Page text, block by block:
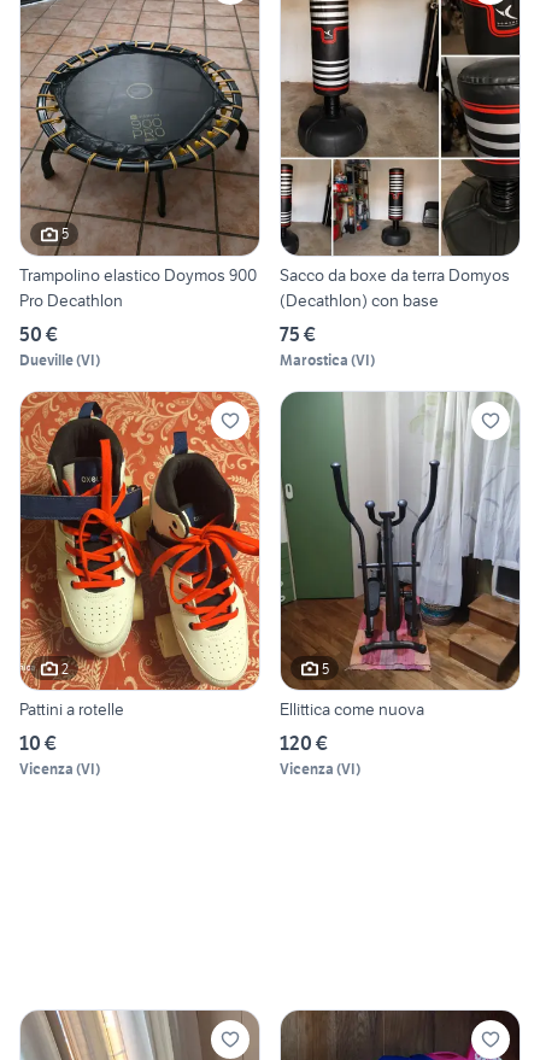
5
Trampolino elastico Doymos 900
Pro Decathlon
50 €
Dueville(VI)
Sacco da boxe da terra Domyos
(Decathlon) con base
75 €
Marostica (VI)
2
Pattini a rotelle
10 €
Vicenza (VI)
5
Ellittica come nuova
120 €
Vicenza (VI)